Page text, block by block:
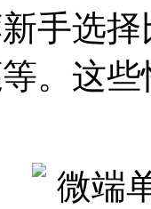
手选
。这